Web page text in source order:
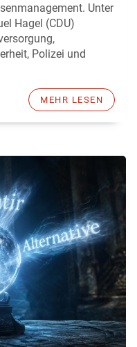
Unter
Hagel (CDU)
Polizei und
MEHR LESEN